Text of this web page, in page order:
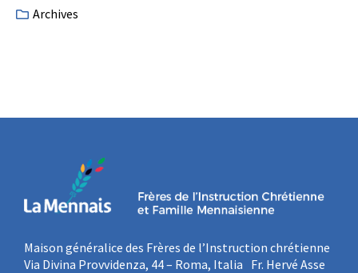
Archives
Maison généralice des Frères de l’Instruction chrétienne
Via Divina Provvidenza, 44 – Roma, Italia Fr. Hervé Asse